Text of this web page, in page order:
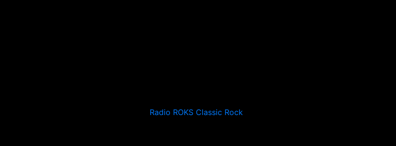
Radio ROKS Classic Rock